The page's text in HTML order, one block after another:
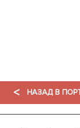
< НАЗАД В